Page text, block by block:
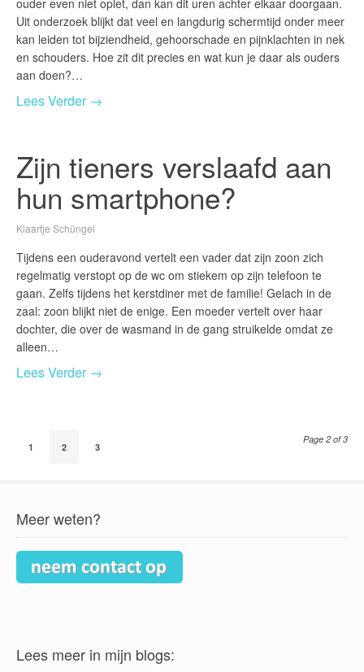
ouder even niet oplet, dan kan dit uren achter elkaar doorgaan.
Uit onderzoek blijkt dat veel en langdurig schermtijd onder meer
kan leiden tot bijziendheid, gehoorschade en pijnklachten in nek
en schouders. Hoe zit dit precies en wat kun je daar als ouders
aan doen?…
Lees Verder →
Zijn tieners verslaafd aan
hun smartphone?
Klaartje Schüngel
Tijdens een ouderavond vertelt een vader dat zijn zoon zich
regelmatig verstopt op de wc om stiekem op zijn telefoon te
gaan. Zelfs tijdens het kerstdiner met de familie! Gelach in de
zaal: zoon blijkt niet de enige. Een moeder vertelt over haar
dochter, die over de wasmand in de gang struikelde omdat ze
alleen…
Lees Verder →
1 2 3
Page 2 of 3
Meer weten?
Lees meer in mijn blogs: